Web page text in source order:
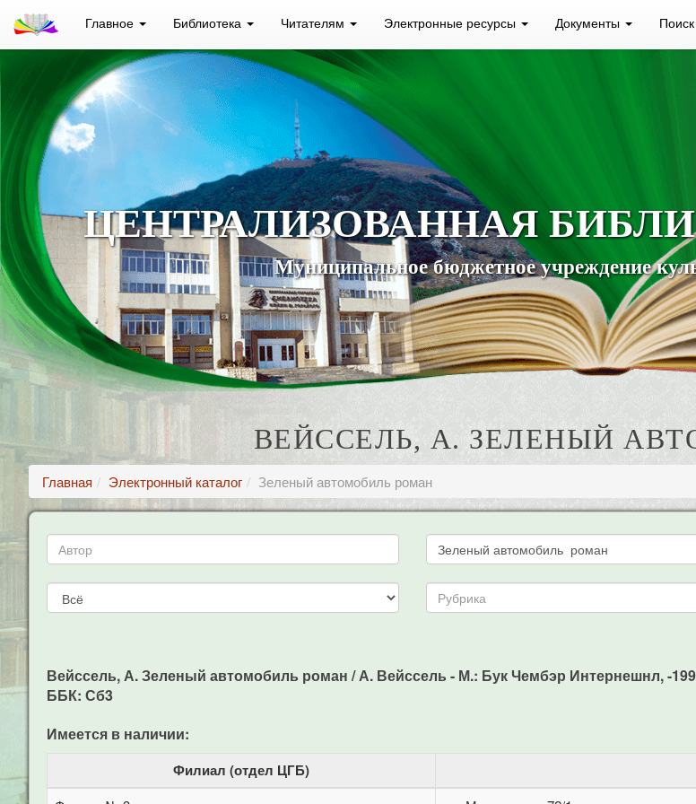
Главное Библиотека Читателям Электронные ресурсы Документы Поиск
ЦЕНТРАЛИЗОВАННАЯ
Муниципальное бюджетное учреждение
ВЕЙССЕЛЬ, А. ЗЕЛЕНЫЙ
Главная Электронный каталог Зеленый автомобиль роман
Вейссель, А. Зеленый автомобиль роман / А. Вейссель - М.: Бук Чембэр Интернешнл, -
ББК: Сб3
Имеется в наличии:
Филиал (отдел ЦГБ)